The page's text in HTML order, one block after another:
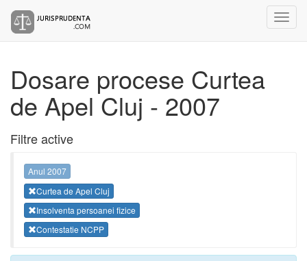
Dosare procese Curtea
de Apel Cluj - 2007
Filtre active
Anul 2007
Curtea de Apel Cluj
Insolventa persoanei fizice
Contestatie NCPP